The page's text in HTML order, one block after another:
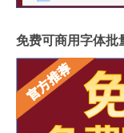
免费可商用字体批